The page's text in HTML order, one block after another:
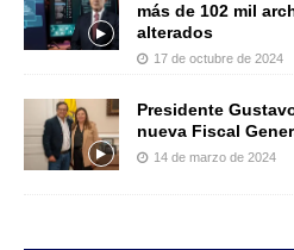
más de 102 mil
alterados
17 de octubre de 2024
Presidente
nueva Fiscal
14 de marzo de 2024